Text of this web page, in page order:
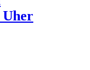
Uher